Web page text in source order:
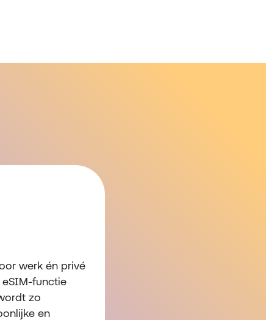
werk én privé
eSIM-functie
zo
en